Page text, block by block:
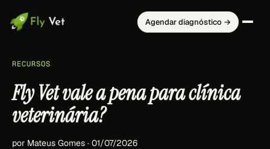
Agendar diagnóstico →
RECURSOS
Fly Vet vale a pena para clínica
veterinária?
por Mateus Gomes · 01/07/2026